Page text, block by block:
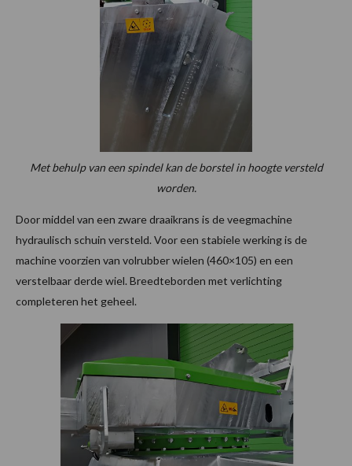
Met behulp van een spindel kan de borstel in hoogte versteld
worden.
Door middel van een zware draaikrans is de veegmachine
hydraulisch schuin versteld. Voor een stabiele werking is de
machine voorzien van volrubber wielen (460×105) en een
verstelbaar derde wiel. Breedteborden met verlichting
completeren het geheel.